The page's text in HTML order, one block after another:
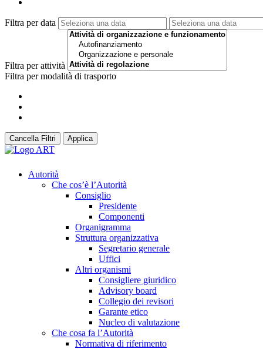
Filtra per data
Filtra per attività
Filtra per modalità di trasporto
Cancella Filtri Applica
Autorità
Che cos’è l’Autorità
Consiglio
Presidente
Componenti
Organigramma
Struttura organizzativa
Segretario generale
Uffici
Altri organismi
Consigliere giuridico
Advisory board
Collegio dei revisori
Garante etico
Nucleo di valutazione
Che cosa fa l’Autorità
Normativa di riferimento